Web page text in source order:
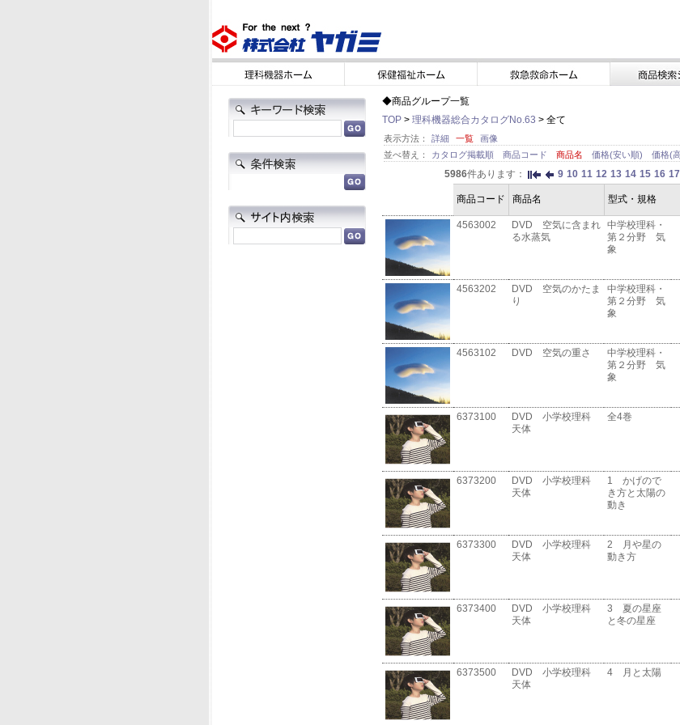
◆商品グループ一覧
TOP > 理科機器総合カタログNo.63 > 全て
表示方法： 詳細 一覧
画像
並べ替え：
カタログ掲載順 商品コード 商品名 価格(安い順) 価格(
5986件あります： 9 10 11 12 13 14 15 16 17
商品コード 商品名 型式・規格
4563002
DVD 空気に含まれ
る水蒸気
中学校理科・
第２分野 気
象
4563202
DVD 空気のかたま
り
中学校理科・
第２分野 気
象
4563102 DVD 空気の重さ
中学校理科・
第２分野 気
象
6373100
DVD 小学校理科
天体
全4巻
6373200
DVD 小学校理科
天体
1 かげので
き方と太陽の
動き
6373300
DVD 小学校理科
天体
2 月や星の
動き方
6373400
DVD 小学校理科
天体
3 夏の星座
と冬の星座
6373500
DVD 小学校理科
天体
4 月と太陽